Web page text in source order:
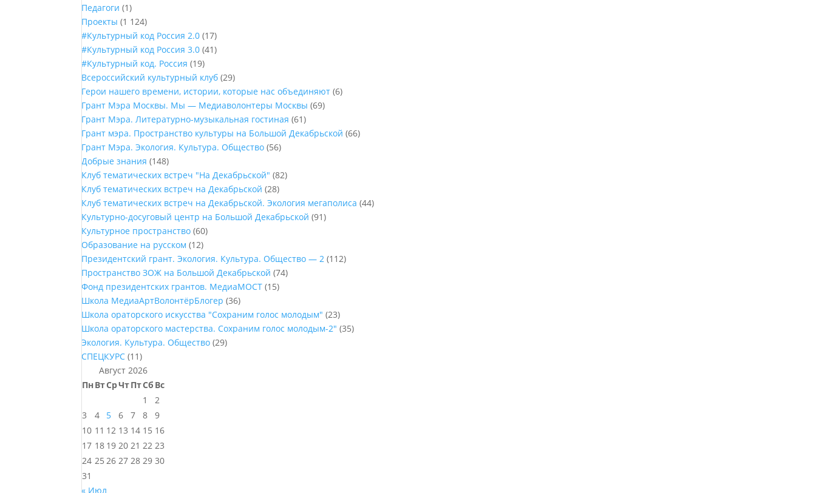
Педагоги (1)
Проекты (1 124)
#Культурный код Россия 2.0 (17)
#Культурный код Россия 3.0 (41)
#Культурный код. Россия (19)
Всероссийский культурный клуб (29)
Герои нашего времени, истории, которые нас объединяют (6)
Грант Мэра Москвы. Мы — Медиаволонтеры Москвы (69)
Грант Мэра. Литературно-музыкальная гостиная (61)
Грант мэра. Пространство культуры на Большой Декабрьской (66)
Грант Мэра. Экология. Культура. Общество (56)
Добрые знания (148)
Клуб тематических встреч "На Декабрьской" (82)
Клуб тематических встреч на Декабрьской (28)
Клуб тематических встреч на Декабрьской. Экология мегаполиса (44)
Культурно-досуговый центр на Большой Декабрьской (91)
Культурное пространство (60)
Образование на русском (12)
Президентский грант. Экология. Культура. Общество — 2 (112)
Пространство ЗОЖ на Большой Декабрьской (74)
Фонд президентских грантов. МедиаМОСТ (15)
Школа МедиаАртВолонтёрБлогер (36)
Школа ораторского искусства "Сохраним голос молодым" (23)
Школа ораторского мастерства. Сохраним голос молодым-2" (35)
Экология. Культура. Общество (29)
СПЕЦКУРС (11)
Август 2026
ПнВтСрЧтПтСб Вс
1
2
3
4 5 6 7 8
9
10 11 12 13 14 15 16
17 18 19 20 21 22 23
24 25 26 27 28 29 30
31
« Июл